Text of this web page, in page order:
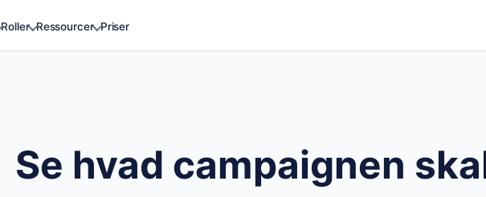
Roller Ressourcer Priser
Se hvad campaignen